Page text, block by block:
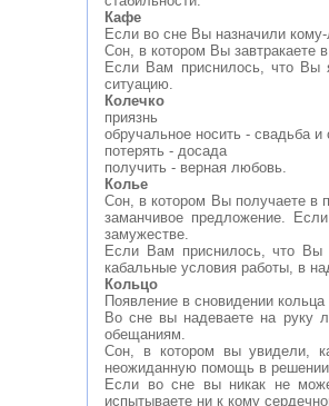
Кафе
Если во сне Вы назначили
Сон, в котором Вы завтракаете
Если Вам приснилось, что Вы
ситуацию.
Колечко
приязнь
обручальное носить - свадьба и
потерять - досада
получить - верная любовь.
Колье
Сон, в котором Вы получаете в
заманчивое предложение.
замужестве.
Если Вам приснилось, что Вы
кабальные условия работы, в
Кольцо
Появление в сновидении
Во сне вы надеваете на руку
обещаниям.
Сон, в котором вы увидели,
неожиданную помощь в решении
Если во сне вы никак не
испытываете ни к кому